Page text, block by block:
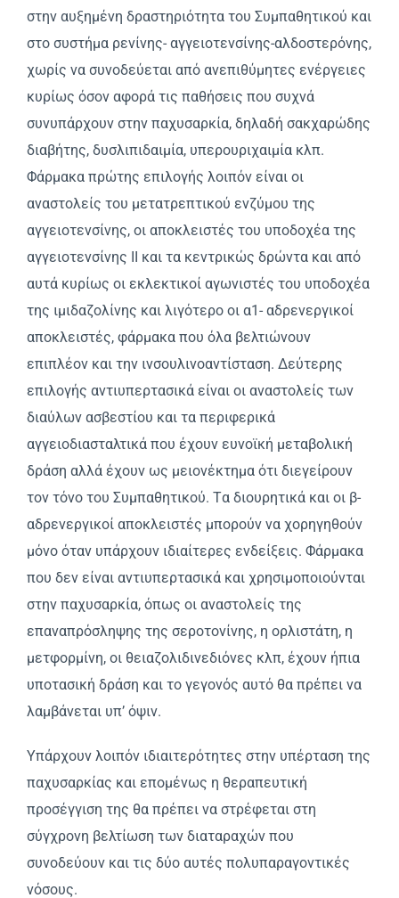
στην αυξημένη δραστηριότητα του Συμπαθητικού και
στο συστήμα ρενίνης- αγγειοτενσίνης-αλδοστερόνης,
χωρίς να συνοδεύεται από ανεπιθύμητες ενέργειες
κυρίως όσον αφορά τις παθήσεις που συχνά
συνυπάρχουν στην παχυσαρκία, δηλαδή σακχαρώδης
διαβήτης, δυσλιπιδαιμία, υπερουριχαιμία κλπ.
Φάρμακα πρώτης επιλογής λοιπόν είναι οι
αναστολείς του μετατρεπτικού ενζύμου της
αγγειοτενσίνης, οι αποκλειστές του υποδοχέα της
αγγειοτενσίνης II και τα κεντρικώς δρώντα και από
αυτά κυρίως οι εκλεκτικοί αγωνιστές του υποδοχέα
της ιμιδαζολίνης και λιγότερο οι α1- αδρενεργικοί
αποκλειστές, φάρμακα που όλα βελτιώνουν
επιπλέον και την ινσουλινοαντίσταση. Δεύτερης
επιλογής αντιυπερτασικά είναι οι αναστολείς των
διαύλων ασβεστίου και τα περιφερικά
αγγειοδιασταλτικά που έχουν ευνοϊκή μεταβολική
δράση αλλά έχουν ως μειονέκτημα ότι διεγείρουν
τον τόνο του Συμπαθητικού. Tα διουρητικά και οι β-
αδρενεργικοί αποκλειστές μπορούν να χορηγηθούν
μόνο όταν υπάρχουν ιδιαίτερες ενδείξεις. Φάρμακα
που δεν είναι αντιυπερτασικά και χρησιμοποιούνται
στην παχυσαρκία, όπως οι αναστολείς της
επαναπρόσληψης της σεροτονίνης, η ορλιστάτη, η
μετφορμίνη, οι θειαζολιδινεδιόνες κλπ, έχουν ήπια
υποτασική δράση και το γεγονός αυτό θα πρέπει να
λαμβάνεται υπ’ όψιν.
Yπάρχουν λοιπόν ιδιαιτερότητες στην υπέρταση της
παχυσαρκίας και επομένως η θεραπευτική
προσέγγιση της θα πρέπει να στρέφεται στη
σύγχρονη βελτίωση των διαταραχών που
συνοδεύουν και τις δύο αυτές πολυπαραγοντικές
νόσους.